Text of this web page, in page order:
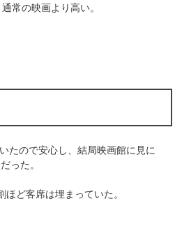
常の映画より高い。
たので安心し、結局映画館に見に
った。
ど客席は埋まっていた。